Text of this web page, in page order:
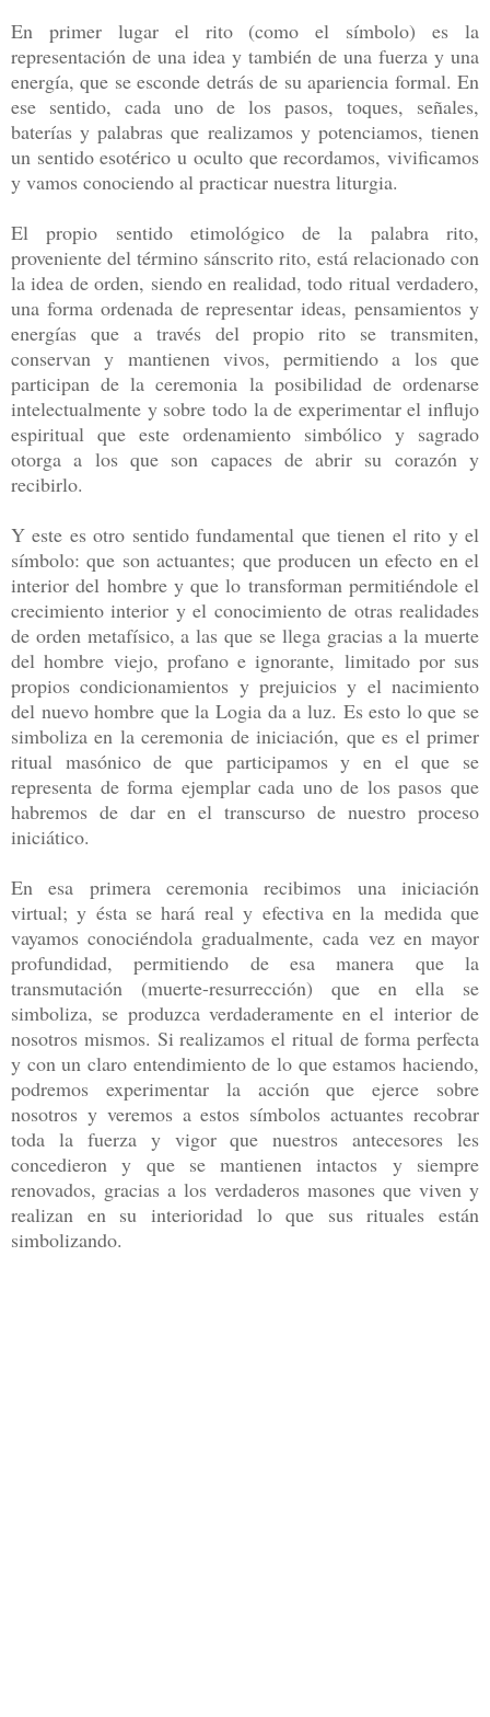
En primer lugar el rito (como el símbolo) es la
representación de una idea y también de una fuerza y una
energía, que se esconde detrás de su apariencia formal. En
ese sentido, cada uno de los pasos, toques, señales,
baterías y palabras que realizamos y potenciamos, tienen
un sentido esotérico u oculto que recordamos, vivificamos
y vamos conociendo al practicar nuestra liturgia.
El propio sentido etimológico de la palabra rito,
proveniente del término sánscrito rito, está relacionado con
la idea de orden, siendo en realidad, todo ritual verdadero,
una forma ordenada de representar ideas, pensamientos y
energías que a través del propio rito se transmiten,
conservan y mantienen vivos, permitiendo a los que
participan de la ceremonia la posibilidad de ordenarse
intelectualmente y sobre todo la de experimentar el influjo
espiritual que este ordenamiento simbólico y sagrado
otorga a los que son capaces de abrir su corazón y
recibirlo.
Y este es otro sentido fundamental que tienen el rito y el
símbolo: que son actuantes; que producen un efecto en el
interior del hombre y que lo transforman permitiéndole el
crecimiento interior y el conocimiento de otras realidades
de orden metafísico, a las que se llega gracias a la muerte
del hombre viejo, profano e ignorante, limitado por sus
propios condicionamientos y prejuicios y el nacimiento
del nuevo hombre que la Logia da a luz. Es esto lo que se
simboliza en la ceremonia de iniciación, que es el primer
ritual masónico de que participamos y en el que se
representa de forma ejemplar cada uno de los pasos que
habremos de dar en el transcurso de nuestro proceso
iniciático.
En esa primera ceremonia recibimos una iniciación
virtual; y ésta se hará real y efectiva en la medida que
vayamos conociéndola gradualmente, cada vez en mayor
profundidad, permitiendo de esa manera que la
transmutación (muerte-resurrección) que en ella se
simboliza, se produzca verdaderamente en el interior de
nosotros mismos. Si realizamos el ritual de forma perfecta
y con un claro entendimiento de lo que estamos haciendo,
podremos experimentar la acción que ejerce sobre
nosotros y veremos a estos símbolos actuantes recobrar
toda la fuerza y vigor que nuestros antecesores les
concedieron y que se mantienen intactos y siempre
renovados, gracias a los verdaderos masones que viven y
realizan en su interioridad lo que sus rituales están
simbolizando.